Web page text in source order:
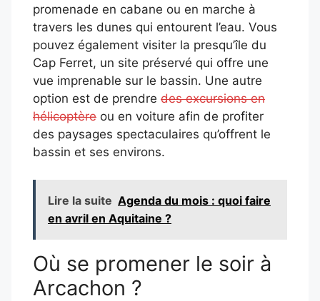
promenade en cabane ou en marche à
travers les dunes qui entourent l’eau. Vous
pouvez également visiter la presqu’île du
Cap Ferret, un site préservé qui offre une
vue imprenable sur le bassin. Une autre
option est de prendre des excursions en
hélicoptère ou en voiture afin de profiter
des paysages spectaculaires qu’offrent le
bassin et ses environs.
Lire la suite Agenda du mois : quoi faire
en avril en Aquitaine ?
Où se promener le soir à
Arcachon ?